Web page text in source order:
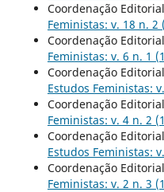
Coordenação
Feministas: v. 18 n. 2
Coordenação
Feministas: v. 6 n. 1
Coordenação
Estudos Feministas:
Coordenação
Feministas: v. 4 n. 2
Coordenação
Estudos Feministas:
Coordenação
Feministas: v. 2 n. 3